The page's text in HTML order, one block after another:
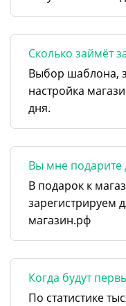
Сколько займёт
Выбор шаблона,
настройка
дня.
Вы мне подарите
В подарок к
зарегистрируем
магазин.рф
Когда будут
По статистике